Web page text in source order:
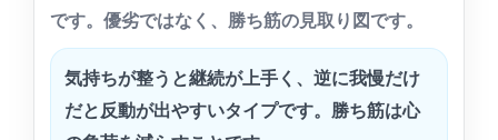
です。優劣ではなく、勝ち筋の見取り図です。
気持ちが整うと継続が上手く、逆に我慢だけ
だと反動が出やすいタイプです。勝ち筋は心